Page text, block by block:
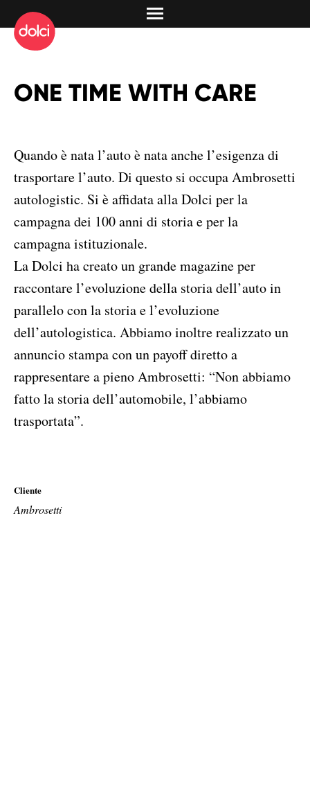
ONE TIME WITH CARE
Quando è nata l’auto è nata anche l’esigenza di
trasportare l’auto. Di questo si occupa Ambrosetti
autologistic. Si è affidata alla Dolci per la
campagna dei 100 anni di storia e per la
campagna istituzionale.
La Dolci ha creato un grande magazine per
raccontare l’evoluzione della storia dell’auto in
parallelo con la storia e l’evoluzione
dell’autologistica. Abbiamo inoltre realizzato un
annuncio stampa con un payoff diretto a
rappresentare a pieno Ambrosetti: “Non abbiamo
fatto la storia dell’automobile, l’abbiamo
trasportata”.
Cliente
Ambrosetti